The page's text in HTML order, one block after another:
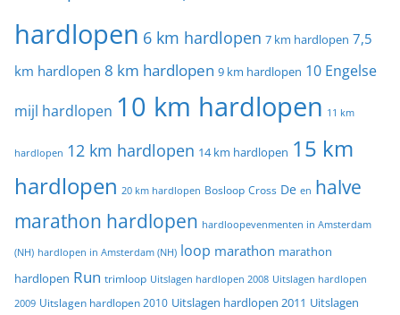
hardlopen 6 km hardlopen 7 km hardlopen 7,5
km hardlopen 8 km hardlopen 9 km hardlopen 10 Engelse
mijl hardlopen 10 km hardlopen 11 km
hardlopen 12 km hardlopen 14 km hardlopen 15 km
hardlopen 20 km hardlopen Bosloop Cross De en halve
marathon hardlopen hardloopevenmenten in Amsterdam
(NH) hardlopen in Amsterdam (NH) loop marathon marathon
hardlopen Run trimloop Uitslagen hardlopen 2008 Uitslagen hardlopen
2009 Uitslagen hardlopen 2010 Uitslagen hardlopen 2011 Uitslagen